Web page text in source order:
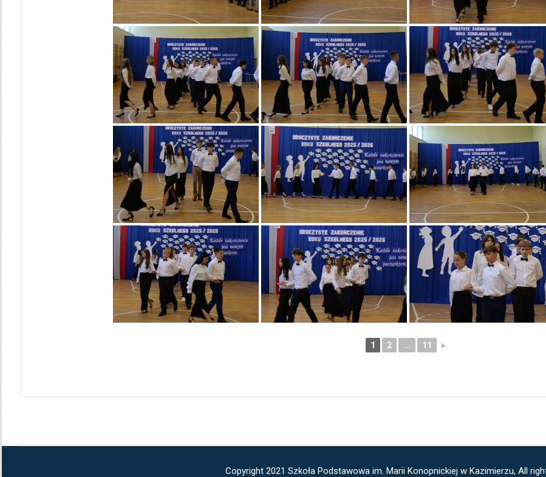
1 2 ... 11 ►
Copyright 2021 Szkoła Podstawowa im. Marii Konopnickiej w Kazimierzu, All